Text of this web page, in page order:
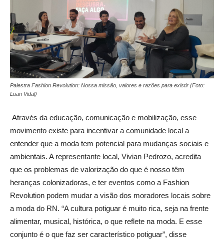
Palestra Fashion Revolution: Nossa missão, valores e razões para existir (Foto:
Luan Vidal)
Através da educação, comunicação e mobilização, esse
movimento existe para incentivar a comunidade local a
entender que a moda tem potencial para mudanças sociais e
ambientais. A representante local, Vivian Pedrozo, acredita
que os problemas de valorização do que é nosso têm
heranças colonizadoras, e ter eventos como a Fashion
Revolution podem mudar a visão dos moradores locais sobre
a moda do RN. “A cultura potiguar é muito rica, seja na frente
alimentar, musical, histórica, o que reflete na moda. E esse
conjunto é o que faz ser característico potiguar”, disse